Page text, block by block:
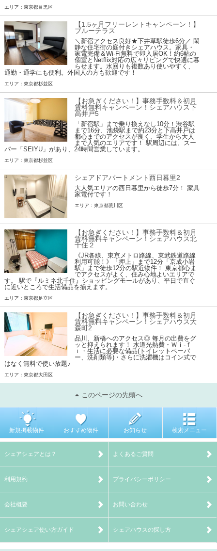
エリア：東京都目黒区
【1.5ヶ月フリーレントキャンペーン！】
ブルーテラス
＼新宿アクセス良好★下井草駅徒歩6分／ 閑
静な住宅街の庭付きシェアハウス。家具・
家電完備＆Wi-Fi無料で即入居OK！約6帖の
個室とNetflix対応の広々リビングで快適に暮
らせます。水回りも複数あり使いやすく、
通勤・通学にも便利。外国人の方も歓迎です！
エリア：東京都杉並区
【お急ぎください！】事務手数料＆初月
賃料無料キャンペーン！シェアハウス下
高井戸5
「新宿駅」まで乗り換えなし10分！渋谷駅
まで16分、池袋駅まで約23分と下高井戸は
都心までのアクセスが良く、学生から大人
まで人気のエリアです！ 駅周辺には、スー
パー「SEIYU」があり、24時間営業しています。
エリア：東京都杉並区
シェアドアパートメント西日暮里2
大人気エリアの西日暮里から徒歩7分！ 家具
家電付です！
エリア：東京都荒川区
【お急ぎください！】事務手数料＆初月
賃料無料キャンペーン！シェアハウス北
千住２
《JR各線、東京メトロ路線、東武鉄道路線
利用可能！》「押上」まで12分「京成小岩
駅」まで徒歩12分の駅近物件！ 東京都心ま
でアクセスがよく、住み心地よいエリアで
す。 駅で『ルミネ北千住』ショッピングモールがあり、平日で直ぐ
に近いところで生活備品を揃えます。
エリア：東京都足立区
【お急ぎください！】事務手数料＆初月
賃料無料キャンペーン！シェアハウス大
森町2
品川、新橋へのアクセス◎ 毎月の出費をグ
ッと抑えられます！ 水道光熱費・Ｗｉ-ｆ
ｉ・生活に必要な備品(トイレットペーパ
ー、洗剤類等)・さらに洗濯機はコイン式で
はなく無料で使い放題♪
エリア：東京都大田区
このページの先頭へ
新規掲載物件 おすすめ物件 お知らせ 検索メニュー
シェアシェアとは？ よくあるご質問
利用規約 プライバシーポリシー
会社概要 お問い合わせ
シェアシェア使い方ガイド シェアハウスの探し方